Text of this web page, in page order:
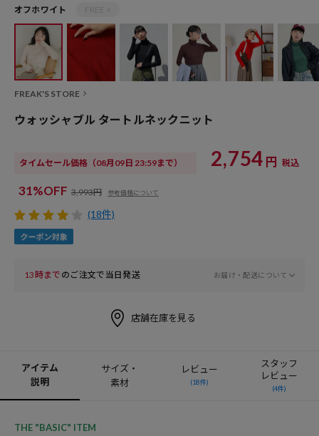
オフホワイト
FREAK'S STORE
ウォッシャブル タートルネックニット
タイムセール価格 （08月09日 23:59まで） 2,754 円 税込
31%OFF 3,993円 参考価格について
(18件)
13時まで のご注文で当日発送 お届け・配送について
店舗在庫を見る
アイテム
説明
サイズ・
素材
レビュー
(18件)
スタッフ
レビュー
(4件)
THE "BASIC" ITEM